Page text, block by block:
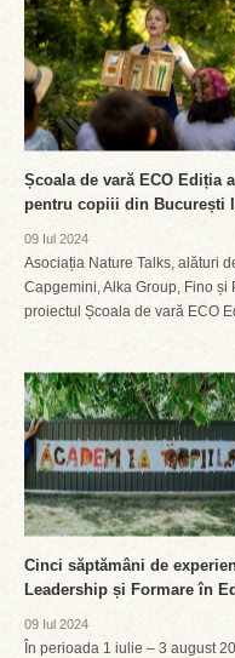
Școala de vară ECO Ediția
pentru copiii din București
09 Iul 2024
Asociația Nature Talks, alături
Capgemini, Alka Group, Fino
proiectul Școala de vară ECO
Cinci săptămâni de
Leadership și Formare în
09 Iul 2024
În perioada 1 iulie – 3 august